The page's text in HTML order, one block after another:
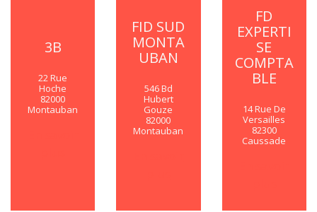
3B
22 Rue
Hoche
82000
Montauban
FID SUD
MONTA
UBAN
546 Bd
Hubert
Gouze
82000
Montauban
FD
EXPERTI
SE
COMPTA
BLE
14 Rue De
Versailles
82300
Caussade